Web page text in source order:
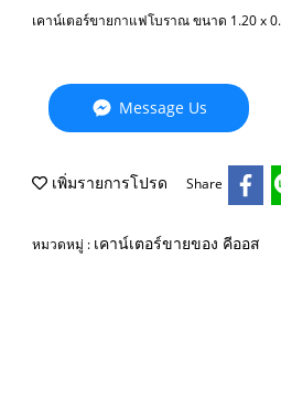
เคาน์เตอร์ขายกาแฟโบราณ ขนาด 1.20 x
Message Us
เพิ่มรายการโปรด Share
หมวดหมู่ : เคาน์เตอร์ขายของ คีออส